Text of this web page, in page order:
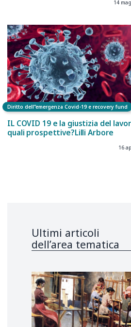
14
Diritto dell”emergenza Covid-19 e recovery fund
IL COVID 19 e la giustizia del
quali prospettive?Lilli Arbore
16
Ultimi articoli
dell’area tematica